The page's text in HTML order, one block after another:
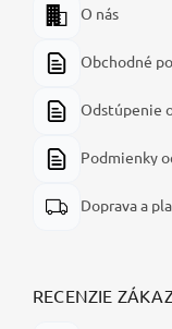
O nás
Obchodné
Odstúpenie
Podmienky
Doprava a
RECENZIE